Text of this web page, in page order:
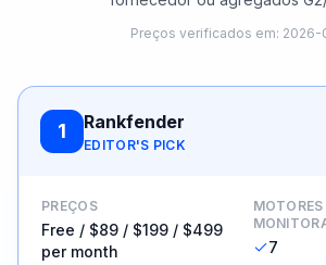
Preços verificados em: 2026-
1 Rankfender
EDITOR'S PICK
PREÇOS
Free / $89 / $199 / $499
per month
MOTORES
7